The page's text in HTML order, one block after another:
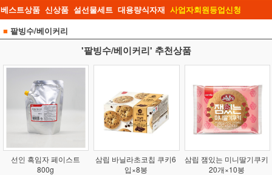
베스트상품 신상품 설선물세트 대용량식자재 사업자회원등업신청
■ 팥빙수/베이커리
'팥빙수/베이커리' 추천상품
선인 흑임자 페이스트
800g
삼립 바닐라초코칩 쿠키6
입×8봉
삼립 잼있는 미니딸기쿠키
20개×10봉